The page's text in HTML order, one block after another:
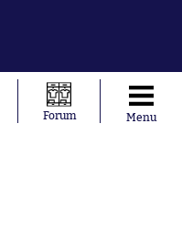
Forum Menu